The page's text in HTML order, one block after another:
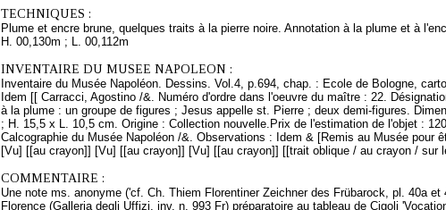
TECHNIQUES :
Plume et encre brune, quelques traits à la pierre noire. Annotation à la plume et à
H. 00,130m ; L. 00,112m
INVENTAIRE DU MUSEE NAPOLEON :
Inventaire du Musée Napoléon. Dessins. Vol.4, p.694, chap. : Ecole de Bologne,
Idem [[ Carracci, Agostino /&. Numéro d'ordre dans l'oeuvre du maître : 22.
à la plume : un groupe de figures ; Jesus appelle st. Pierre ; deux demi-figures.
; H. 15,5 x L. 10,5 cm. Origine : Collection nouvelle.Prix de l'estimation de l'objet :
Calcographie du Musée Napoléon /&. Observations : Idem & [Remis au Musée pour
[Vu] [[au crayon]] [Vu] [[au crayon]] [Vu] [[au crayon]] [[trait oblique / au crayon / sur
COMMENTAIRE :
Une note ms. anonyme ('cf. Ch. Thiem Florentiner Zeichner des Frübarock, pl. 40a
Florence (Galleria degli Uffizi, inv. n. 993 Fr) préparatoire au tableau de Cigoli